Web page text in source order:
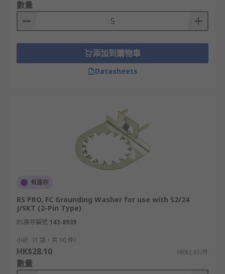
數量
添加到購物車
Datasheets
有庫存
RS PRO, FC Grounding Washer for use with S2/24
J/SKT (2-Pin Type)
RS庫存編號 143-8939
小計（1 袋，共 10 件）
HK$28.10 HK$2.81/件
數量